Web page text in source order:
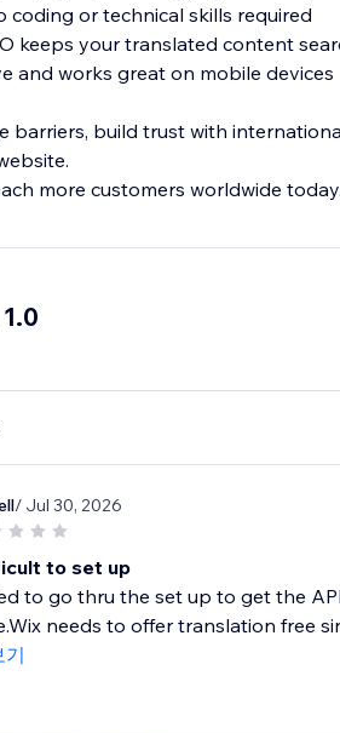
coding or technical skills required
keeps your translated content
and works great on mobile devices
barriers, build trust with
/ Jul 30, 2026
to set up
to go thru the set up to get the
needs to offer translation free
기